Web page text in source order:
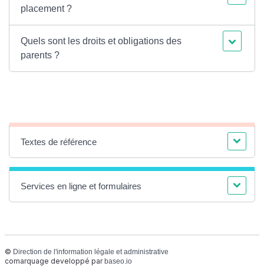
placement ?
Quels sont les droits et obligations des
parents ?
Textes de référence
Services en ligne et formulaires
© Direction de l'information légale et administrative
comarquage developpé par baseo.io